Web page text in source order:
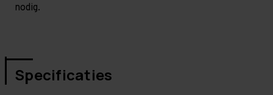
nodig.
Specificaties